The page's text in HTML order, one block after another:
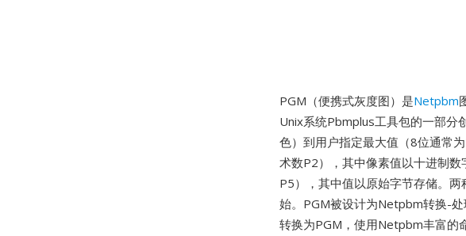
PGM（便携式灰度图）是Netpbm
Unix系统Pbmplus工具包的一部分
色）到用户指定最大值（8位通常
术数P2），其中像素值以十进制
P5），其中值以原始字节存储。
始。PGM被设计为Netpbm转换-
转换为PGM，使用Netpbm丰富的